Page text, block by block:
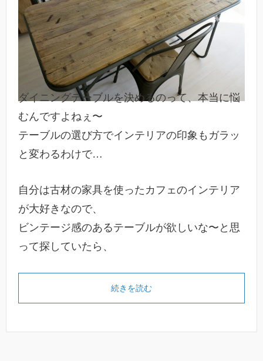
ダイニングテーブルを決めるのって、本当に悩
むんですよねぇ〜
テーブルの選び方でインテリアの印象もガラッ
と変わるわけで…
自分は古材の家具を使ったカフェのインテリア
が大好きなので、
ビンテージ感のあるテーブルが欲しいな〜と思
って探していたら、
続きを読む